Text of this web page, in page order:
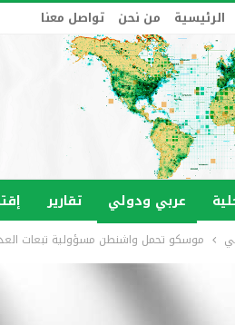
الرئيسية من نحن تواصل معنا
عربي ودولي تقارير
موسكو تحمل واشنطن مسؤولية تبعات